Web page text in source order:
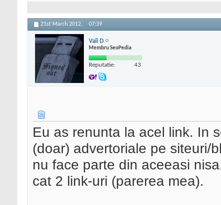
21st March 2012, 07:39
Vali D
Membru SeoPedia
Reputatie: 43
Eu as renunta la acel link. In
(doar) advertoriale pe siteuri/
nu face parte din aceeasi
cat 2 link-uri (parerea mea).